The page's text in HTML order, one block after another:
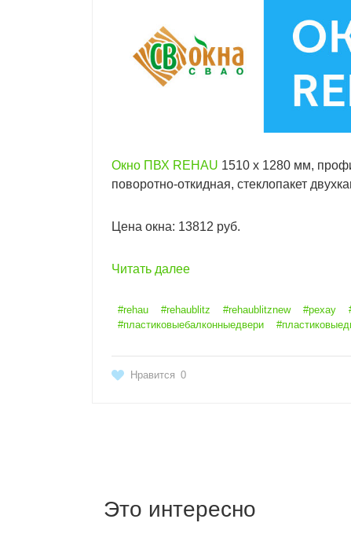
Окно ПВХ REHAU 1510 х 1280 мм,
поворотно-откидная, стеклопакет
Цена окна: 13812 руб.
Читать далее
#rehau #rehaublitz #rehaublitznew #рехау
#пластиковыебалконныедвери
Нравится 0
Это интересно